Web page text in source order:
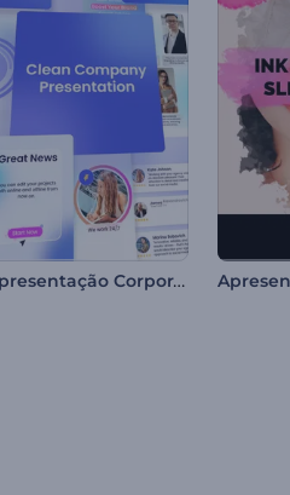
Apresentação Corporativa Limpa